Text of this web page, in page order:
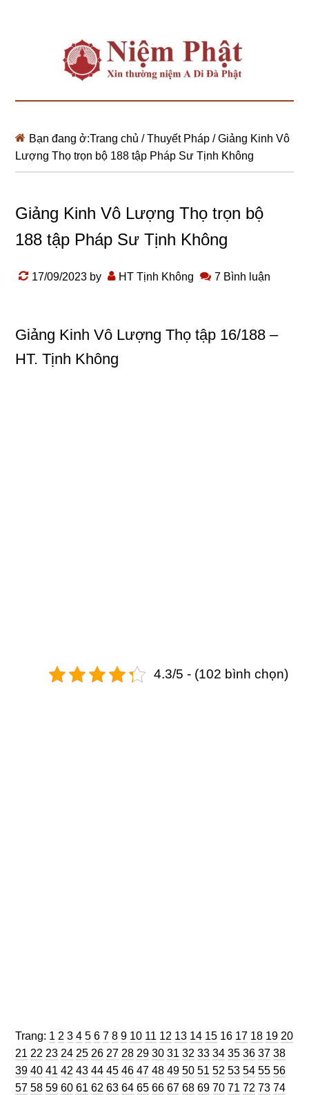
Bạn đang ở:Trang chủ / Thuyết Pháp /Giảng Kinh Vô
Lượng Thọ trọn bộ 188 tập Pháp Sư Tịnh Không
Giảng Kinh Vô Lượng Thọ trọn bộ
188 tập Pháp Sư Tịnh Không
17/09/2023 by HT Tịnh Không 7 Bình luận
Giảng Kinh Vô Lượng Thọ tập 16/188 –
HT. Tịnh Không
4.3/5 - (102 bình chọn)
Trang: Trang
1 Trang
2 Trang
3 Trang
4 Trang
5 Trang
6 Trang
7 Trang
8 Trang
9 Trang
10 Trang
11 Trang
12 Trang
13 Trang
14 Trang
15 Trang
16 Trang
17 Trang
18 Trang
19 Trang
20
Trang
21 Trang
22 Trang
23 Trang
24 Trang
25 Trang
26 Trang
27 Trang
28 Trang
29 Trang
30 Trang
31 Trang
32 Trang
33 Trang
34 Trang
35 Trang
36 Trang
37 Trang
38
39 Trang
40 Trang
41 Trang
42 Trang
43 Trang
44 Trang
45 Trang
46 Trang
47 Trang
48 Trang
49 Trang
50 Trang
51 Trang
52 Trang
53 Trang
54 Trang
55 Trang
56
57 Trang
58 Trang
59 Trang
60 Trang
61 Trang
62 Trang
63 Trang
64 Trang
65 Trang
66 Trang
67 Trang
68 Trang
69 Trang
70 Trang
71 Trang
72 Trang
73 Trang
74